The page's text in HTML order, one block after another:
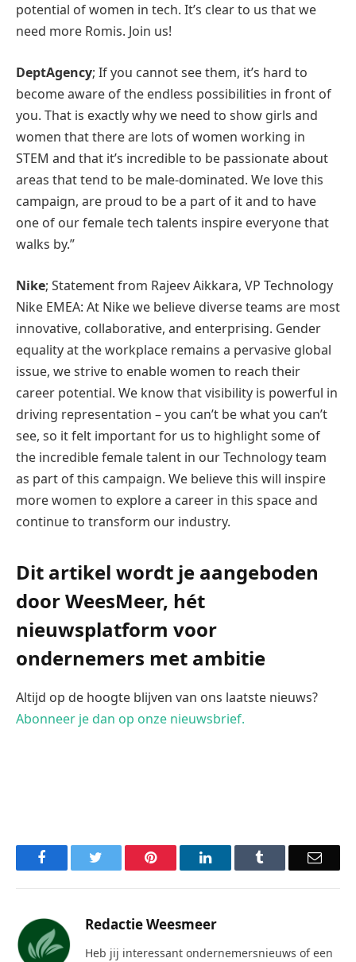
potential of women in tech. It’s clear to us that we
need more Romis. Join us!
DeptAgency; If you cannot see them, it’s hard to
become aware of the endless possibilities in front of
you. That is exactly why we need to show girls and
women that there are lots of women working in
STEM and that it’s incredible to be passionate about
areas that tend to be male-dominated. We love this
campaign, are proud to be a part of it and to have
one of our female tech talents inspire everyone that
walks by.”
Nike; Statement from Rajeev Aikkara, VP Technology
Nike EMEA: At Nike we believe diverse teams are most
innovative, collaborative, and enterprising. Gender
equality at the workplace remains a pervasive global
issue, we strive to enable women to reach their
career potential. We know that visibility is powerful in
driving representation – you can’t be what you can’t
see, so it felt important for us to highlight some of
the incredible female talent in our Technology team
as part of this campaign. We believe this will inspire
more women to explore a career in this space and
continue to transform our industry.
Dit artikel wordt je aangeboden
door WeesMeer, hét
nieuwsplatform voor
ondernemers met ambitie
Altijd op de hoogte blijven van ons laatste nieuws?
Abonneer je dan op onze nieuwsbrief.
Facebook Pinterest LinkedIn Email
Redactie Weesmeer
Heb jij interessant ondernemersnieuws of een